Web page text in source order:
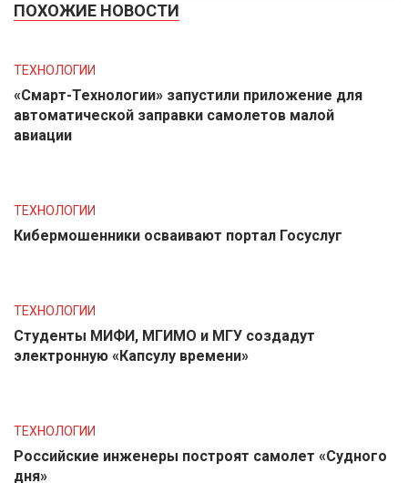
ПОХОЖИЕ НОВОСТИ
ТЕХНОЛОГИИ
«Смарт-Технологии» запустили приложение для
автоматической заправки самолетов малой
авиации
ТЕХНОЛОГИИ
Кибермошенники осваивают портал Госуслуг
ТЕХНОЛОГИИ
Студенты МИФИ, МГИМО и МГУ создадут
электронную «Капсулу времени»
ТЕХНОЛОГИИ
Российские инженеры построят самолет «Судного
дня»